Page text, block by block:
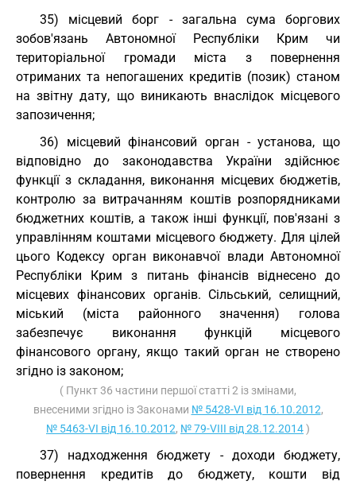
35) місцевий борг - загальна сума боргових
зобов'язань Автономної Республіки Крим чи
територіальної громади міста з повернення
отриманих та непогашених кредитів (позик) станом
на звітну дату, що виникають внаслідок місцевого
запозичення;
36) місцевий фінансовий орган - установа, що
відповідно до законодавства України здійснює
функції з складання, виконання місцевих бюджетів,
контролю за витрачанням коштів розпорядниками
бюджетних коштів, а також інші функції, пов'язані з
управлінням коштами місцевого бюджету. Для цілей
цього Кодексу орган виконавчої влади Автономної
Республіки Крим з питань фінансів віднесено до
місцевих фінансових органів. Сільський, селищний,
міський (міста районного значення) голова
забезпечує виконання функцій місцевого
фінансового органу, якщо такий орган не створено
згідно із законом;
( Пункт 36 частини першої статті 2 із змінами,
внесеними згідно із Законами № 5428-VI від 16.10.2012,
№ 5463-VI від 16.10.2012, № 79-VIII від 28.12.2014)
37) надходження бюджету - доходи бюджету,
повернення кредитів до бюджету, кошти від